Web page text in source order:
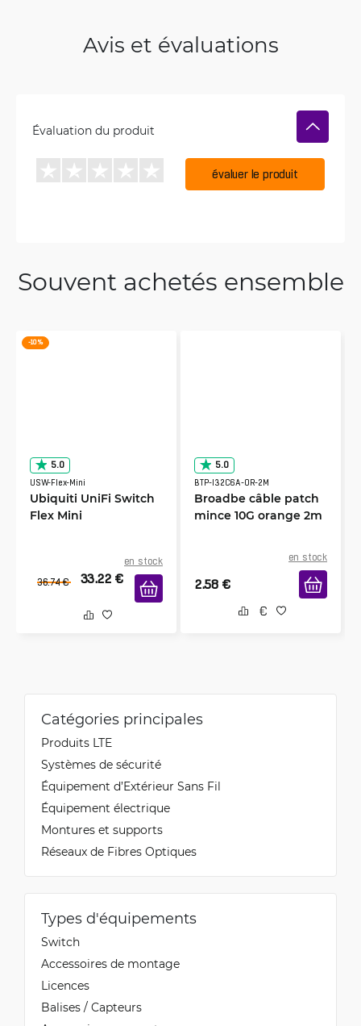
Avis et évaluations
Évaluation du produit
évaluer le produit
Souvent achetés ensemble
-10 %
5.0
USW-Flex-Mini
Ubiquiti UniFi Switch
Flex Mini
en stock
36.74 € 33.22 €
5.0
BTP-I32C6A-OR-2M
Broadbe câble patch
mince 10G orange 2m
en stock
2.58 €
Catégories principales
Produits LTE
Systèmes de sécurité
Équipement d’Extérieur Sans Fil
Équipement électrique
Montures et supports
Réseaux de Fibres Optiques
Types d'équipements
Switch
Accessoires de montage
Licences
Balises / Capteurs